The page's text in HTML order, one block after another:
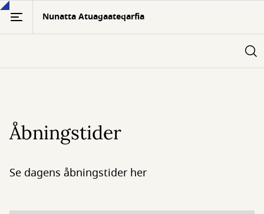
Gå
hovedindhold
Nunatta Atuagaateqarfia
Åbningstider
Se dagens åbningstider her